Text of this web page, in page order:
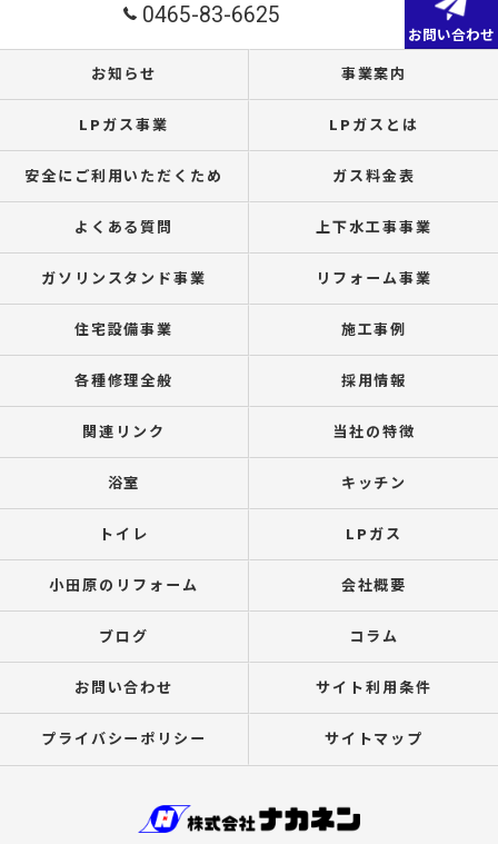
0465-83-6625
お問い合わせ
お知らせ 事業案内
LPガス事業 LPガスとは
安全にご利用いただくため ガス料金表
よくある質問 上下水工事事業
ガソリンスタンド事業 リフォーム事業
住宅設備事業 施工事例
各種修理全般 採用情報
関連リンク 当社の特徴
浴室 キッチン
トイレ LPガス
小田原のリフォーム 会社概要
ブログ コラム
お問い合わせ サイト利用条件
プライバシーポリシー サイトマップ